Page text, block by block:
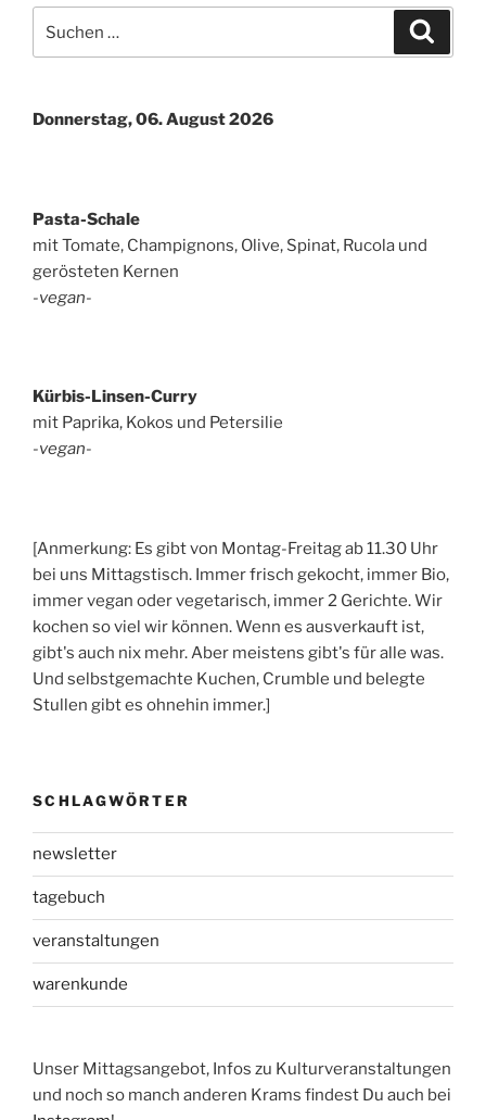
nach:
Donnerstag, 06. August 2026
Pasta-Schale
mit Tomate, Champignons, Olive, Spinat, Rucola und
gerösteten Kernen
-vegan-
Kürbis-Linsen-Curry
mit Paprika, Kokos und Petersilie
-vegan-
[Anmerkung: Es gibt von Montag-Freitag ab 11.30 Uhr
bei uns Mittagstisch. Immer frisch gekocht, immer Bio,
immer vegan oder vegetarisch, immer 2 Gerichte. Wir
kochen so viel wir können. Wenn es ausverkauft ist,
gibt's auch nix mehr. Aber meistens gibt's für alle was.
Und selbstgemachte Kuchen, Crumble und belegte
Stullen gibt es ohnehin immer.]
SCHLAGWÖRTER
newsletter
tagebuch
veranstaltungen
warenkunde
Unser Mittagsangebot, Infos zu Kulturveranstaltungen
und noch so manch anderen Krams findest Du auch bei